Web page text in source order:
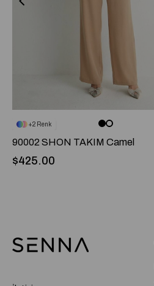
2
90002 SHON TAKIM Camel
$425.00